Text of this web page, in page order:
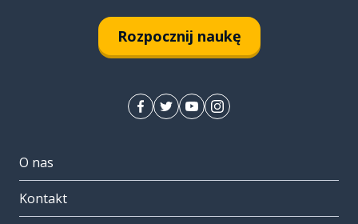
Rozpocznij naukę
O nas
Kontakt